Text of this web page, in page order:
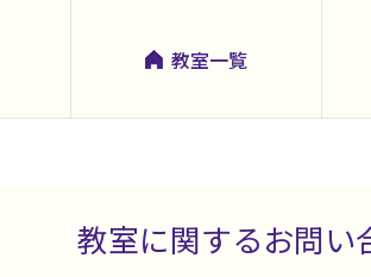
教室一覧
教室に関するお問い